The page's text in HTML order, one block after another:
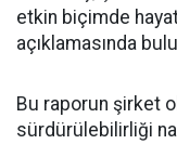
etkin biçimde
açıklamasında
Bu raporun şirket
sürdürülebilirliği